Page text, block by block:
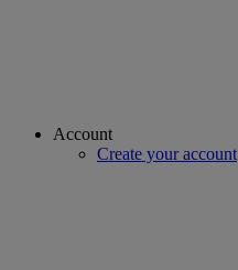
Account
Create your account